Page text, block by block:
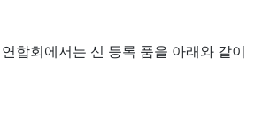
합회에서는 신 등록 품을 아래와 같이